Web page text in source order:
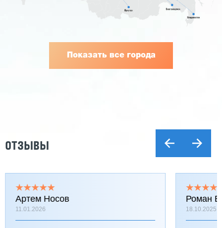
Показать все города
ОТЗЫВЫ
Артем Носов
11.01.2026
Роман
18.10.2025